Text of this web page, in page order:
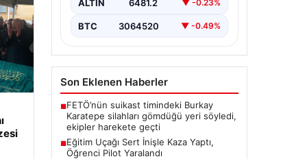
ALTIN 6481.2 ▼ -0.23%
BTC 3064520 ▼ -0.49%
Son Eklenen Haberler
■FETÖ’nün suikast timindeki Burkay
Karatepe silahları gömdüğü yeri söyledi,
ekipler harekete geçti
■Eğitim Uçağı Sert İnişle Kaza Yaptı,
Öğrenci Pilot Yaralandı